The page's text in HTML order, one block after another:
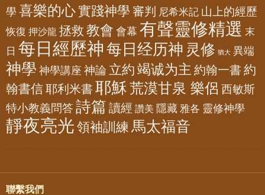
學 喜樂的心實踐神學 審判 尼希米記 山上的經歷
恢復 押沙龍 拯救 教會 會幕 有聲靈修精選 末
日 每日經歷神 每日经历神 灵修 猶大 異端
神學 神學講座 神論 立約 竭诚为主 約翰一書 約
翰書信耶利米書 耶穌荒漠甘泉 樂侶 西敏斯
特小教義問答詩篇 讀經 讚美 隱藏 雅各 靈修神學
靜夜亮光 領袖訓練 馬太福音
聯繫我們